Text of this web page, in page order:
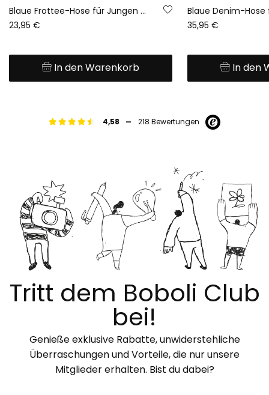
Blaue Frottee-Hose für Jungen mit Kordel
23,95 €
In den Warenkorb
35,95 €
In den
4,58 - 218 Bewertungen
Tritt dem Boboli Club
bei!
Genieße exklusive Rabatte, unwiderstehliche
Überraschungen und Vorteile, die nur unsere
Mitglieder erhalten. Bist du dabei?